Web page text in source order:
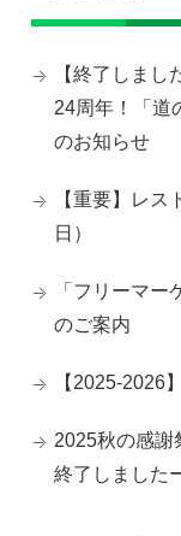
【終了しま
24周年！「道
のお知らせ
【重要】レ
日）
「フリーマ
のご案内
【2025-2026
2025秋の感謝
終了しました